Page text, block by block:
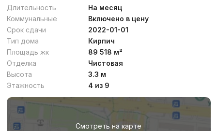
Длительность
На месяц
Коммунальные
Включено в цену
Срок сдачи
2022-01-01
Тип дома
Кирпич
Площадь жк
89 518 м²
Отделка
Чистовая
Высота
3.3 м
Этажность
4 из 9
Смотреть на карте